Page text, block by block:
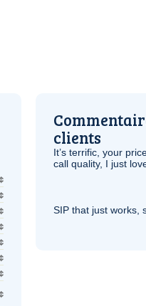
clients
It’s terrific, your
call quality, I just
SIP that just works,